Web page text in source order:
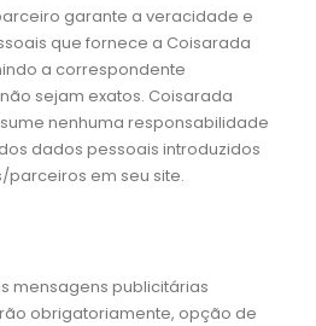
garante a veracidade e
que fornece a Coisarada
a correspondente
sejam exatos. Coisarada
nenhuma responsabilidade
dados pessoais introduzidos
em seu site.
mensagens publicitárias
obrigatoriamente, opção de